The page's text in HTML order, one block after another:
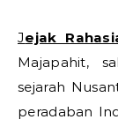
Jejak
Majapahit,
sejarah
peradaban